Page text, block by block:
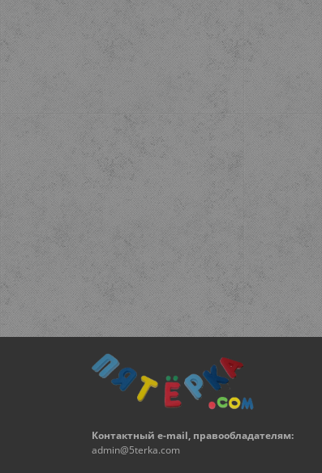
Контактный e-mail, правообладателям:
admin@5terka.com